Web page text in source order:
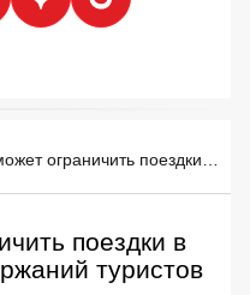
поездки в
туристов